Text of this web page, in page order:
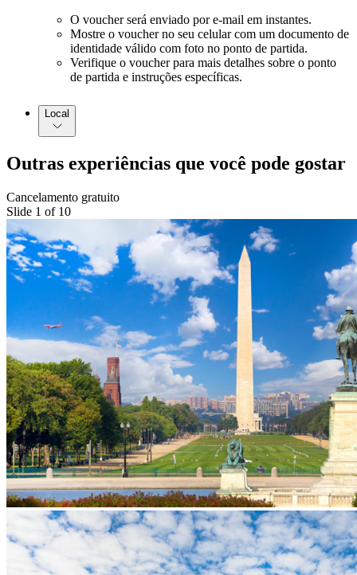
O voucher será enviado por e-mail em instantes.
Mostre o voucher no seu celular com um documento de
identidade válido com foto no ponto de partida.
Verifique o voucher para mais detalhes sobre o ponto
de partida e instruções específicas.
Local
Outras experiências que você pode gostar
Cancelamento gratuito
Slide 1 of 10